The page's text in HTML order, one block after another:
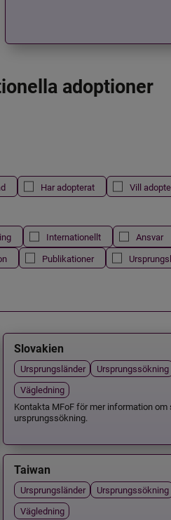
adoptioner
Har adopterat Vill
Internationellt Ansvar
Publikationer
Slovakien
Ursprungsländer Ursprungssökning
Vägledning
Kontakta MFoF för mer information om
ursprungssökning.
Taiwan
Ursprungsländer Ursprungssökning
Vägledning